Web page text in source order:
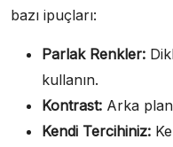
bazı ipuçları:
Parlak Renkler:
kullanın.
Kontrast: Arka
Kendi Tercihiniz: